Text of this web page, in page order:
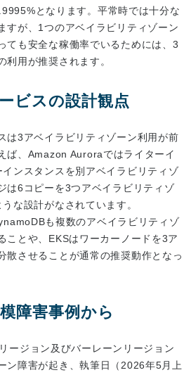
となります。平常時では十分な
すが、1つのアベイラビリティゾーン
ても安全な稼働率でいるためには、3
利用が推奨されます。
ビスの設計観点
は3アベイラビリティゾーン利用が前
ば、Amazon Auroraではライターイ
ンスタンスを別アベイラビリティゾ
は6コピーを3つアベイラビリティゾ
な設計がなされています。
も複数のアベイラビリティゾ
ことや、EKSはワーカーノードを3ア
散させることが通常の推奨動作となっ
障害事例から
ージョン及びバーレーンリージョン
ン障害が起き、執筆日（2026年5月上